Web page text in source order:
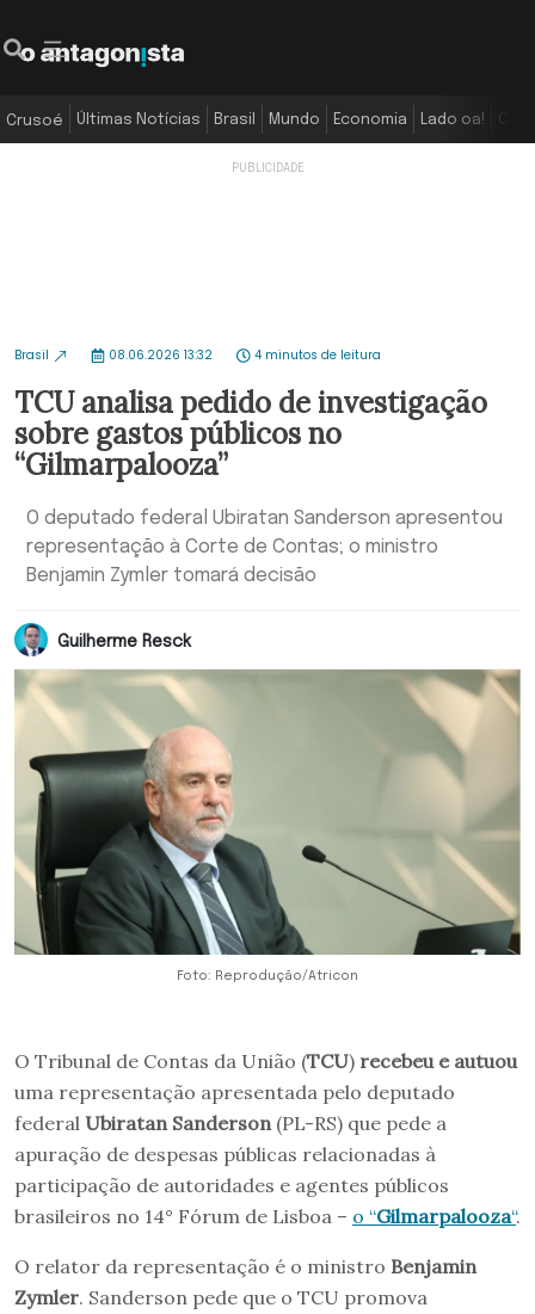
Crusoé Últimas Notícias Brasil Mundo Economia Lado oa!
Brasil 08.06.2026 13:32 4 minutos de leitura
TCU analisa pedido de investigação
sobre gastos públicos no
“Gilmarpalooza”
O deputado federal Ubiratan Sanderson apresentou
representação à Corte de Contas; o ministro
Benjamin Zymler tomará decisão
Guilherme Resck
Foto: Reprodução/Atricon
O Tribunal de Contas da União (TCU) recebeu e autuou
uma representação apresentada pelo deputado
federal Ubiratan Sanderson (PL-RS) que pede a
apuração de despesas públicas relacionadas à
participação de autoridades e agentes públicos
brasileiros no 14° Fórum de Lisboa – o “Gilmarpalooza“.
O relator da representação é o ministro Benjamin
Zymler. Sanderson pede que o TCU promova